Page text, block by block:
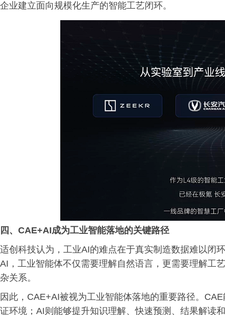
企业建立面向规模化生产的智能工艺闭环。
四、 CAE+AI成为工业智能落地的关键路径
适创科技认为，工业AI的难点在于真实制造数据难以闭
AI，工业智能体不仅需要理解自然语言，更需要理解工
杂关系。
因此，CAE+AI被视为工业智能体落地的重要路径。
证环境；AI则能够提升知识理解、快速预测、结果解读